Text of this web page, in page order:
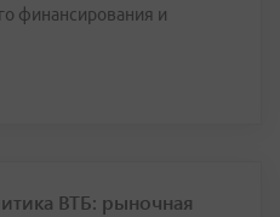
финансирования и
ВТБ: рыночная